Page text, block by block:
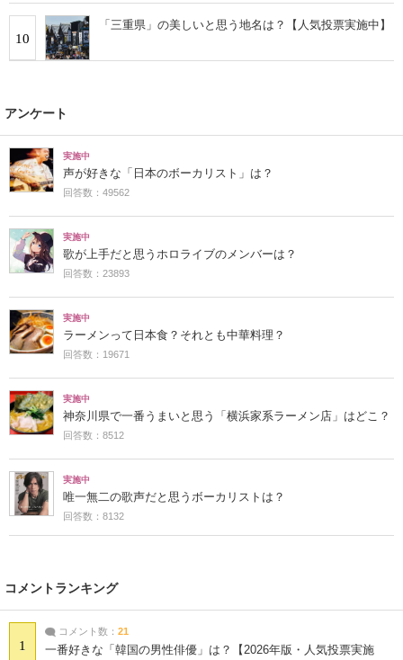
10
「三重県」の美しいと思う地名は？【人気投票実施中】
アンケート
実施中
声が好きな「日本のボーカリスト」は？
回答数：49562
実施中
歌が上手だと思うホロライブのメンバーは？
回答数：23893
実施中
ラーメンって日本食？それとも中華料理？
回答数：19671
実施中
神奈川県で一番うまいと思う「横浜家系ラーメン店」はどこ？
回答数：8512
実施中
唯一無二の歌声だと思うボーカリストは？
回答数：8132
コメントランキング
1
コメント数： 21
一番好きな「韓国の男性俳優」は？【2026年版・人気投票実施